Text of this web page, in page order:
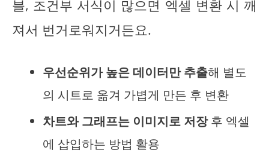
블, 조건부 서식이 많으면 엑셀 변환 시 깨
져서 번거로워지거든요.
우선순위가 높은 데이터만 추출해 별도
의 시트로 옮겨 가볍게 만든 후 변환
차트와 그래프는 이미지로 저장후 엑셀
에 삽입하는 방법 활용